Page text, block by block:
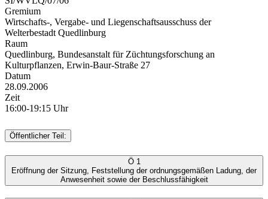
Gremium
Wirtschafts-, Vergabe- und Liegenschaftsausschuss der
Welterbestadt Quedlinburg
Raum
Quedlinburg, Bundesanstalt für Züchtungsforschung an
Kulturpflanzen, Erwin-Baur-Straße 27
Datum
28.09.2006
Zeit
16:00-19:15 Uhr
Öffentlicher Teil:
Ö 1
Eröffnung der Sitzung, Feststellung der ordnungsgemäßen Ladung, der
Anwesenheit sowie der Beschlussfähigkeit